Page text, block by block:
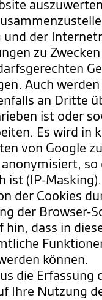
der
zu
Auch werden
an Dritte
ist oder
Es wird in
von Google
so
ist (IP-Masking).
der Cookies
der Browser-
dass in
können.
die Erfassung
Ihre Nutzung